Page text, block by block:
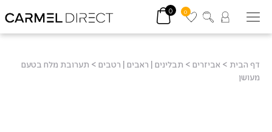
0
0
דף הבית > אביזרים > תבלינים | ראבים | רטבים > תערובת מלח בטעם
מעושן